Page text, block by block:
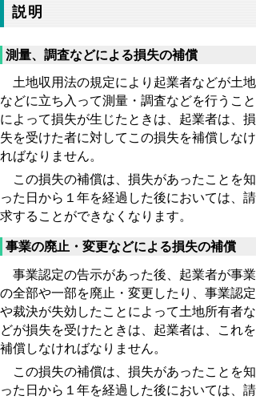
説明
測量、調査などによる損失の補償
土地収用法の規定により起業者などが土地
などに立ち入って測量・調査などを行うこと
によって損失が生じたときは、起業者は、損
失を受けた者に対してこの損失を補償しなけ
ればなりません。
この損失の補償は、損失があったことを知
った日から１年を経過した後においては、請
求することができなくなります。
事業の廃止・変更などによる損失の補償
事業認定の告示があった後、起業者が事業
の全部や一部を廃止・変更したり、事業認定
や裁決が失効したことによって土地所有者な
どが損失を受けたときは、起業者は、これを
補償しなければなりません。
この損失の補償は、損失があったことを知
った日から１年を経過した後においては、請